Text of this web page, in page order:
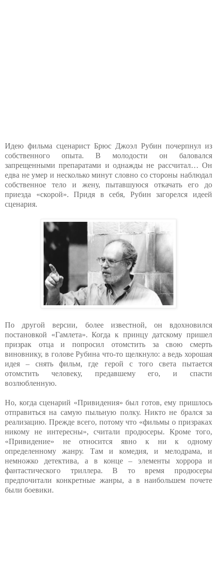
Идею фильма сценарист Брюс Джоэл Рубин почерпнул из
собственного опыта. В молодости он баловался
запрещенными препаратами и однажды не рассчитал… Он
едва не умер и несколько минут словно со стороны наблюдал
собственное тело и жену, пытавшуюся откачать его до
приезда «скорой». Придя в себя, Рубин загорелся идеей
сценария.
По другой версии, более известной, он вдохновился
постановкой «Гамлета». Когда к принцу датскому пришел
призрак отца и попросил отомстить за свою смерть
виновнику, в голове Рубина что-то щелкнуло: а ведь хорошая
идея – снять фильм, где герой с того света пытается
отомстить человеку, предавшему его, и спасти
возлюбленную.
Но, когда сценарий «Привидения» был готов, ему пришлось
отправиться на самую пыльную полку. Никто не брался за
реализацию. Прежде всего, потому что «фильмы о призраках
никому не интересны», считали продюсеры. Кроме того,
«Привидение» не относится явно к ни к одному
определенному жанру. Там и комедия, и мелодрама, и
немножко детектива, а в конце – элементы хоррора и
фантастического триллера. В то время продюсеры
предпочитали конкретные жанры, а в наибольшем почете
были боевики.